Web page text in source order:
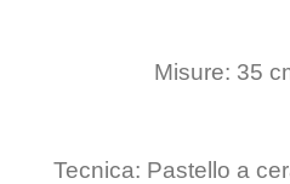
Misure: 35
Tecnica: Pastello a